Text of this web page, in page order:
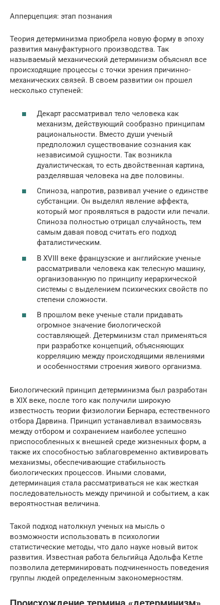
Апперцепция: этап познания
Теория детерминизма приобрела новую форму в эпоху
развития мануфактурного производства. Так
называемый механический детерминизм объяснял все
происходящие процессы с точки зрения причинно-
механических связей. В своем развитии он прошел
несколько ступеней:
Декарт рассматривал тело человека как
механизм, действующий сообразно принципам
рациональности. Вместо души ученый
предположил существование сознания как
независимой сущности. Так возникла
дуалистическая, то есть двойственная картина,
разделявшая человека на две половины.
Спиноза, напротив, развивал учение о единстве
субстанции. Он выделял явление аффекта,
который мог проявляться в радости или печали.
Спиноза полностью отрицал случайность, тем
самым давая повод считать его подход
фаталистическим.
В XVIII веке французские и английские ученые
рассматривали человека как телесную машину,
организованную по принципу иерархической
системы с выделением психических свойств по
степени сложности.
В прошлом веке ученые стали придавать
огромное значение биологической
составляющей. Детерминизм стал применяться
при разработке концепций, объясняющих
корреляцию между происходящими явлениями
и особенностями строения живого организма.
Биологический принцип детерминизма был разработан
в XIX веке, после того как получили широкую
известность теории физиологии Бернара, естественного
отбора Дарвина. Принцип устанавливал взаимосвязь
между отбором и сохранением наиболее успешно
приспособленных к внешней среде жизненных форм, а
также их способностью заблаговременно активировать
механизмы, обеспечивающие стабильность
биологических процессов. Иными словами,
детерминация стала рассматриваться не как жесткая
последовательность между причиной и событием, а как
вероятностная величина.
Такой подход натолкнул ученых на мысль о
возможности использовать в психологии
статистические методы, что дало науке новый виток
развития. Известная работа бельгийца Адольфа Кетле
позволила детерминировать подчиненность поведения
группы людей определенным закономерностям.